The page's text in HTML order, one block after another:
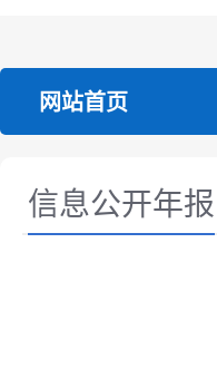
网站首页
信息公开年报